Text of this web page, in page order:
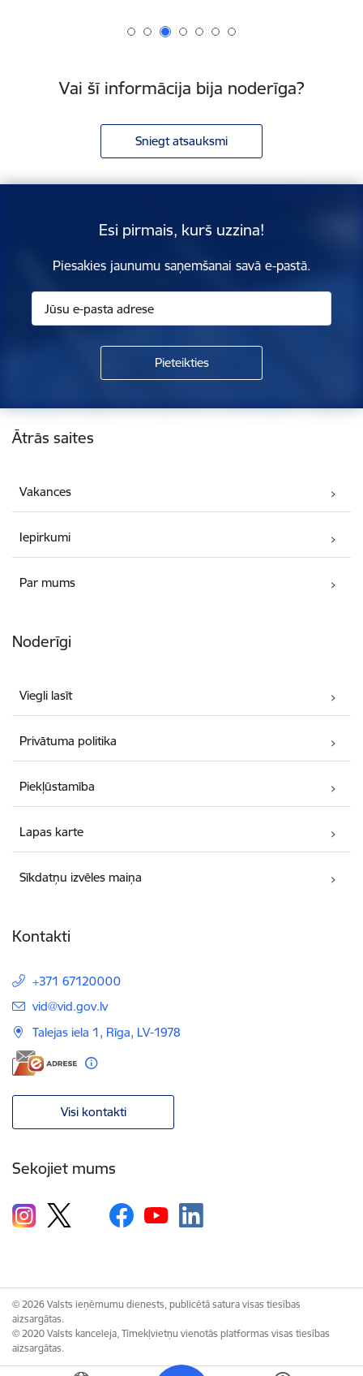
Vai šī informācija bija noderīga?
Sniegt atsauksmi
Esi pirmais, kurš uzzina!
Piesakies jaunumu saņemšanai savā e-pastā.
Kājene
Ātrās saites
Vakances
Iepirkumi
Par mums
Noderīgi
Viegli lasīt
Privātuma politika
Piekļūstamība
Lapas karte
Sīkdatņu izvēles maiņa
Kontakti
+371 67120000
E-pasts:
vid@vid.gov.lv
Talejas iela 1, Rīga, LV-1978
Visi kontakti
Sekojiet mums
© 2026 Valsts ieņēmumu dienests, publicētā satura visas tiesības
aizsargātas.
© 2020 Valsts kanceleja, Tīmekļvietņu vienotās platformas visas tiesības
aizsargātas.